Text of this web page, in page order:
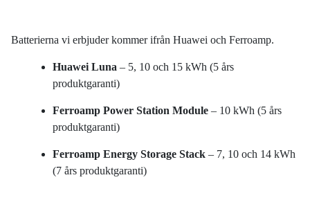
Batterierna vi erbjuderkommer ifrån Huawei och Ferroamp.
Huawei Luna – 5, 10 och 15 kWh (5 års
produktgaranti)
Ferroamp Power Station Module – 10 kWh (5 års
produktgaranti)
Ferroamp Energy Storage Stack – 7, 10 och 14 kWh
(7 års produktgaranti)